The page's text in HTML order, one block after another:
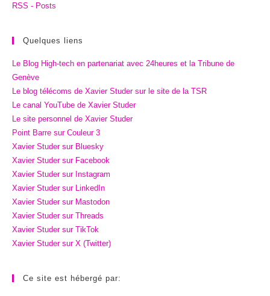
RSS - Posts
Quelques liens
Le Blog High-tech en partenariat avec 24heures et la Tribune de
Genève
Le blog télécoms de Xavier Studer sur le site de la TSR
Le canal YouTube de Xavier Studer
Le site personnel de Xavier Studer
Point Barre sur Couleur 3
Xavier Studer sur Bluesky
Xavier Studer sur Facebook
Xavier Studer sur Instagram
Xavier Studer sur LinkedIn
Xavier Studer sur Mastodon
Xavier Studer sur Threads
Xavier Studer sur TikTok
Xavier Studer sur X (Twitter)
Ce site est hébergé par: